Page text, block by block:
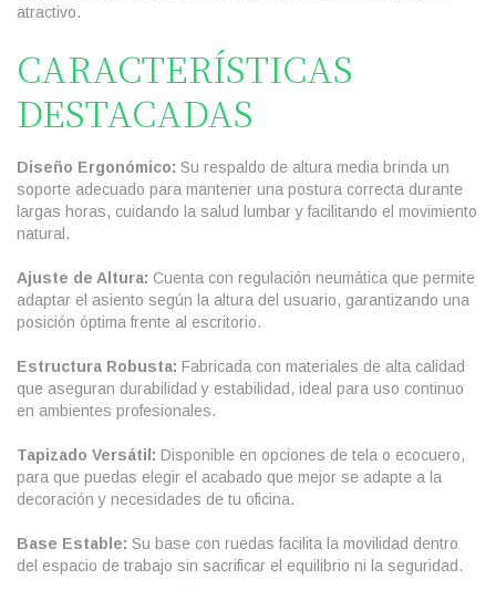
atractivo.
CARACTERÍSTICAS
DESTACADAS
Diseño Ergonómico: Su respaldo de altura media brinda un
soporte adecuado para mantener una postura correcta durante
largas horas, cuidando la salud lumbar y facilitando el movimiento
natural.
Ajuste de Altura: Cuenta con regulación neumática que permite
adaptar el asiento según la altura del usuario, garantizando una
posición óptima frente al escritorio.
Estructura Robusta: Fabricada con materiales de alta calidad
que aseguran durabilidad y estabilidad, ideal para uso continuo
en ambientes profesionales.
Tapizado Versátil: Disponible en opciones de tela o ecocuero,
para que puedas elegir el acabado que mejor se adapte a la
decoración y necesidades de tu oficina.
Base Estable: Su base con ruedas facilita la movilidad dentro
del espacio de trabajo sin sacrificar el equilibrio ni la seguridad.